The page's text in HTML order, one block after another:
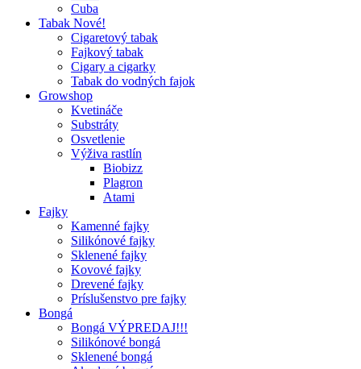
Cuba
Tabak Nové!
Cigaretový tabak
Fajkový tabak
Cigary a cigarky
Tabak do vodných fajok
Growshop
Kvetináče
Substráty
Osvetlenie
Výživa rastlín
Biobizz
Plagron
Atami
Fajky
Kamenné fajky
Silikónové fajky
Sklenené fajky
Kovové fajky
Drevené fajky
Príslušenstvo pre fajky
Bongá
Bongá VÝPREDAJ!!!
Silikónové bongá
Sklenené bongá